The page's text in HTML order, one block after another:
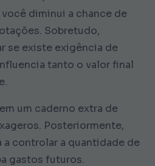
diminui a chance de
Sobretudo,
se existe exigência de
tanto o valor final
um caderno extra de
Posteriormente,
a controlar a quantidade de
gastos futuros.